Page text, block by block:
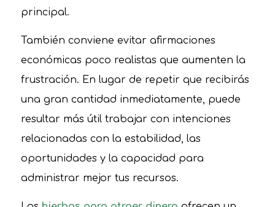
principal.
También conviene evitar afirmaciones
económicas poco realistas que aumenten la
frustración. En lugar de repetir que recibirás
una gran cantidad inmediatamente, puede
resultar más útil trabajar con intenciones
relacionadas con la estabilidad, las
oportunidades y la capacidad para
administrar mejor tus recursos.